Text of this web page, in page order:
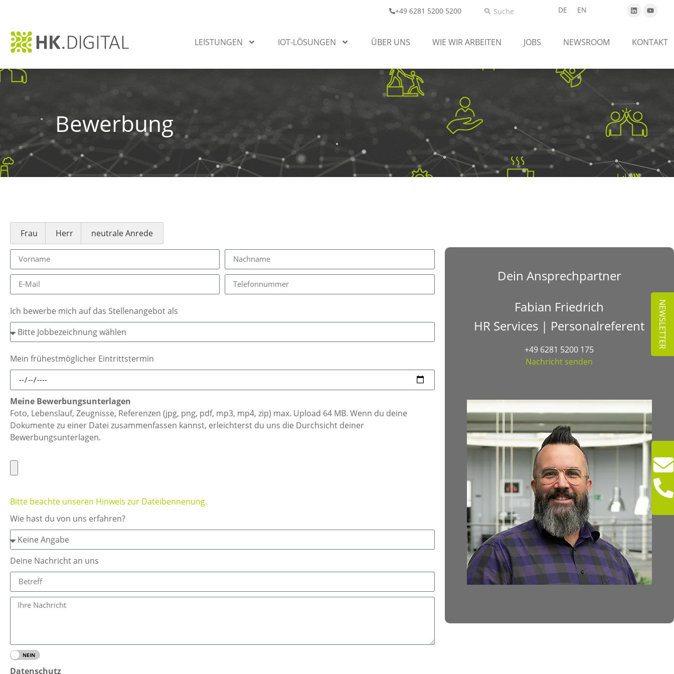
NEWSLETTER
+49 6281 5200 5200 DE EN
LEISTUNGEN IOT-LÖSUNGEN ÜBER UNS WIE WIR ARBEITEN JOBS NEWSROOM KONTAKT
Bewerbung
Frau Herr neutrale Anrede
Ich bewerbe mich auf das Stellenangebot als
Mein frühestmöglicher Eintrittstermin
Meine Bewerbungsunterlagen
Foto, Lebenslauf, Zeugnisse, Referenzen (jpg, png, pdf, mp3, mp4, zip) max. Upload 64 MB. Wenn du deine
Dokumente zu einer Datei zusammenfassen kannst, erleichterst du uns die Durchsicht deiner
Bewerbungsunterlagen.
Bitte beachte unseren Hinweis zur Dateibennenung.
Wie hast du von uns erfahren?
Deine Nachricht an uns
JA NEIN
Datenschutz
Dein Ansprechpartner
Fabian Friedrich
HR Services | Personalreferent
+49 6281 5200 175
Nachricht senden